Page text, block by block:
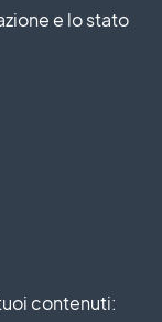
e lo stato
contenuti: